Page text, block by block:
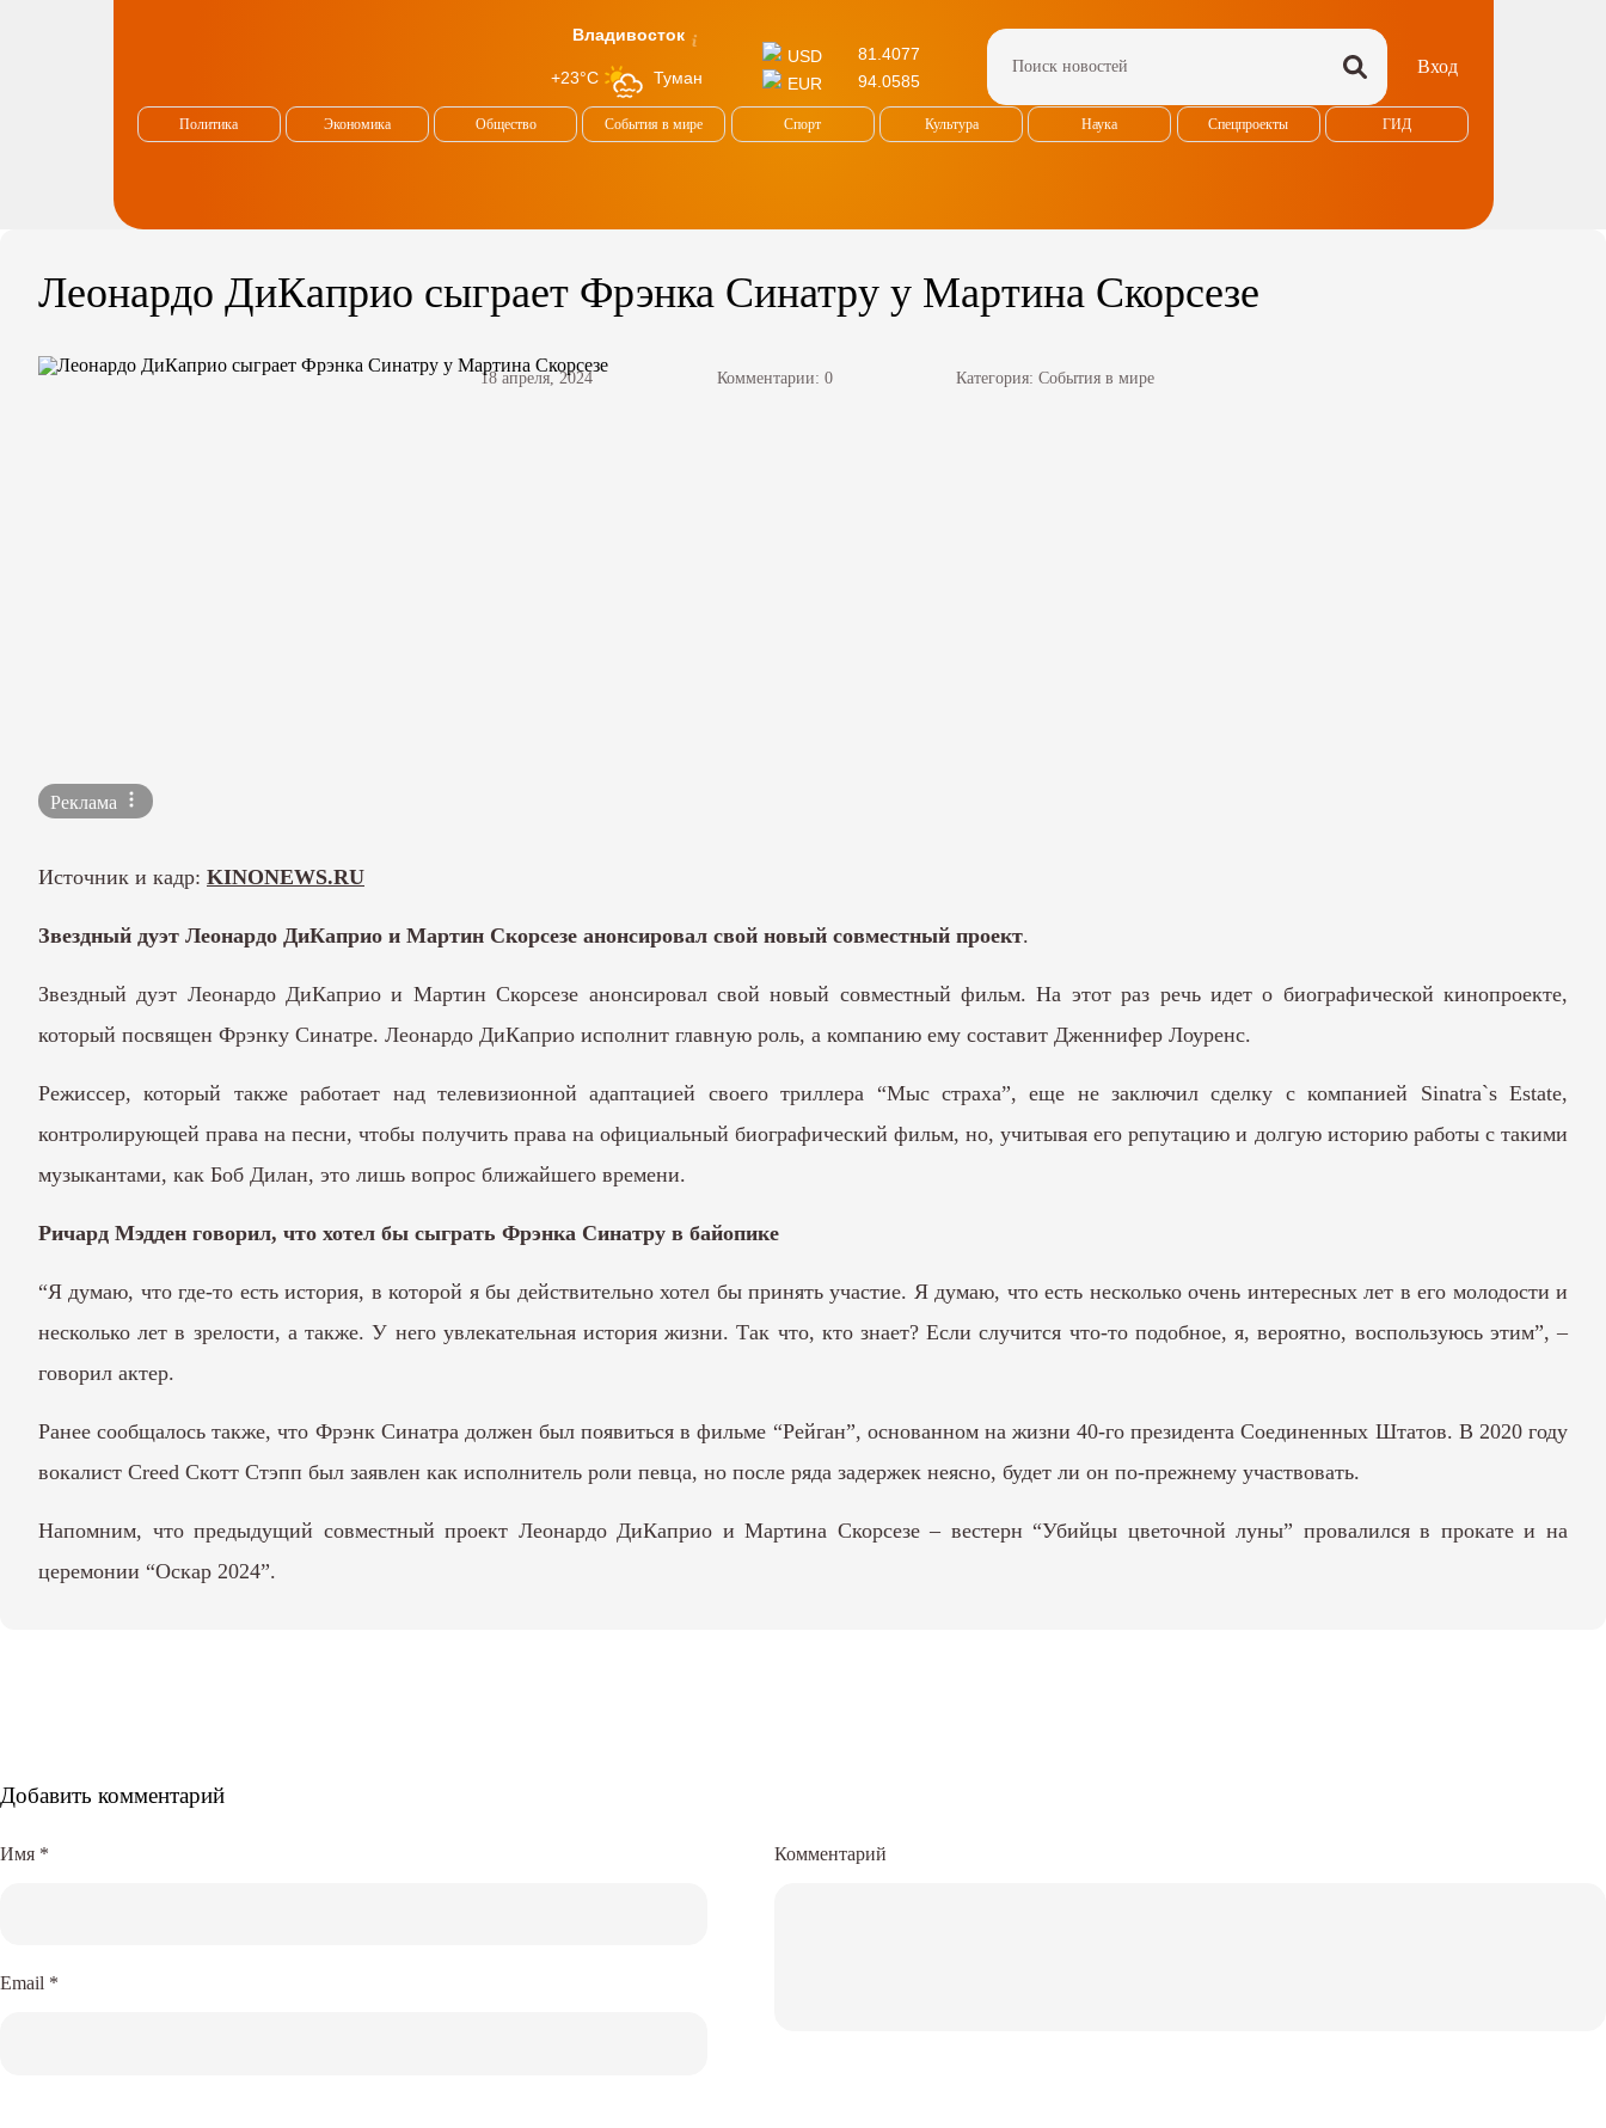
Владивосток
+23°C Туман
USD
81.4077
EUR
94.0585
Вход
Политика Экономика Общество События в мире Спорт Культура Наука Спецпроекты ГИД
Леонардо ДиКаприо сыграет Фрэнка Синатру у Мартина Скорсезе
18 апреля, 2024 Комментарии: 0 Категория: События в мире
Реклама
Источник и кадр: KINONEWS.RU
Звездный дуэт Леонардо ДиКаприо и Мартин Скорсезе анонсировал свой новый совместный проект.
Звездный дуэт Леонардо ДиКаприо и Мартин Скорсезе анонсировал свой новый совместный фильм. На этот раз речь идет о биографической кинопроекте,
который посвящен Фрэнку Синатре. Леонардо ДиКаприо исполнит главную роль, а компанию ему составит Дженнифер Лоуренс.
Режиссер, который также работает над телевизионной адаптацией своего триллера “Мыс страха”, еще не заключил сделку с компанией Sinatra`s Estate,
контролирующей права на песни, чтобы получить права на официальный биографический фильм, но, учитывая его репутацию и долгую историю работы с такими
музыкантами, как Боб Дилан, это лишь вопрос ближайшего времени.
Ричард Мэдден говорил, что хотел бы сыграть Фрэнка Синатру в байопике
“Я думаю, что где-то есть история, в которой я бы действительно хотел бы принять участие. Я думаю, что есть несколько очень интересных лет в его молодости и
несколько лет в зрелости, а также. У него увлекательная история жизни. Так что, кто знает? Если случится что-то подобное, я, вероятно, воспользуюсь этим”, –
говорил актер.
Ранее сообщалось также, что Фрэнк Синатра должен был появиться в фильме “Рейган”, основанном на жизни 40-го президента Соединенных Штатов. В 2020 году
вокалист Creed Скотт Стэпп был заявлен как исполнитель роли певца, но после ряда задержек неясно, будет ли он по-прежнему участвовать.
Напомним, что предыдущий совместный проект Леонардо ДиКаприо и Мартина Скорсезе – вестерн “Убийцы цветочной луны” провалился в прокате и на
церемонии “Оскар 2024”.
Добавить комментарий
Комментарий
Имя *
Email *